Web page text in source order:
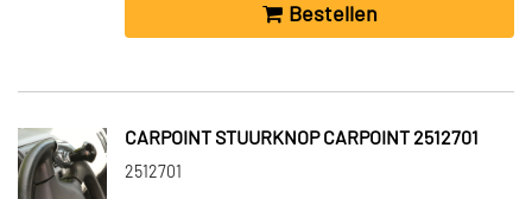
Bestellen
CARPOINT STUURKNOP CARPOINT 2512701
2512701